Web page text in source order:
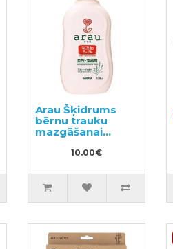
Arau Šķidrums
bērnu trauku
mazgāšanai
10.00€